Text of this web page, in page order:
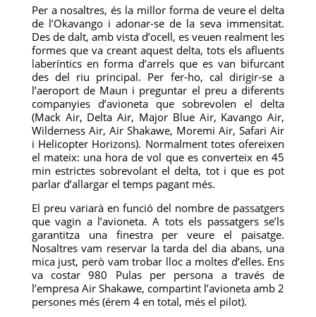
Per a nosaltres, és la millor forma de veure el delta
de l’Okavango i adonar-se de la seva immensitat.
Des de dalt, amb vista d’ocell, es veuen realment les
formes que va creant aquest delta, tots els afluents
laberíntics en forma d’arrels que es van bifurcant
des del riu principal. Per fer-ho, cal dirigir-se a
l’aeroport de Maun i preguntar el preu a diferents
companyies d’avioneta que sobrevolen el delta
(Mack Air, Delta Air, Major Blue Air, Kavango Air,
Wilderness Air, Air Shakawe, Moremi Air, Safari Air
i Helicopter Horizons). Normalment totes ofereixen
el mateix: una hora de vol que es converteix en 45
min estrictes sobrevolant el delta, tot i que es pot
parlar d’allargar el temps pagant més.
El preu variarà en funció del nombre de passatgers
que vagin a l’avioneta. A tots els passatgers se’ls
garantitza una finestra per veure el paisatge.
Nosaltres vam reservar la tarda del dia abans, una
mica just, però vam trobar lloc a moltes d’elles. Ens
va costar 980 Pulas per persona a través de
l’empresa Air Shakawe, compartint l’avioneta amb 2
persones més (érem 4 en total, més el pilot).